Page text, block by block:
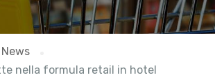
nella formula retail in hotel